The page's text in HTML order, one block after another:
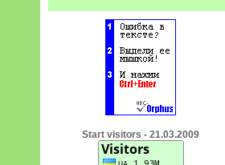
Start visitors - 21.03.2009